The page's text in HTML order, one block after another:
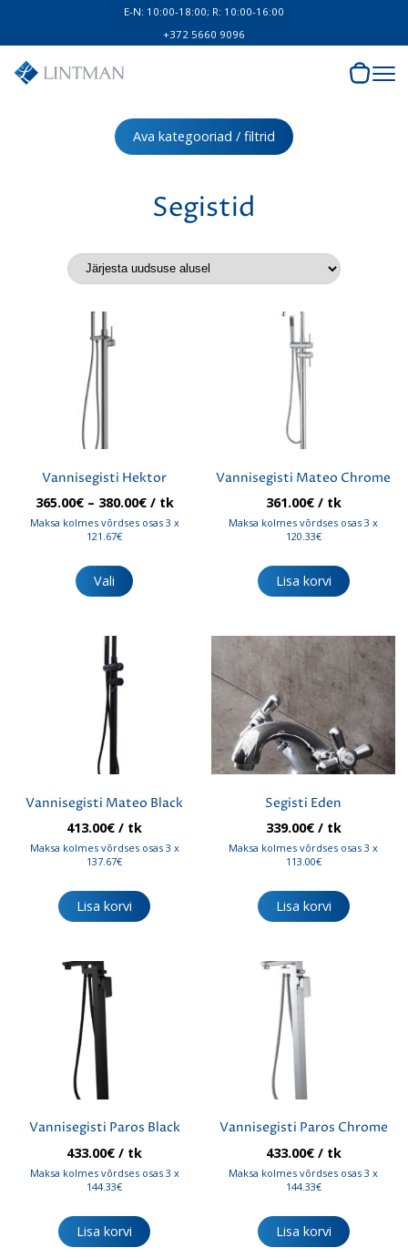
E-N: 10:00-18:00; R: 10:00-16:00
+372 5660 9096
Ava kategooriad / filtrid
Segistid
Vannisegisti Hektor
365.00€ – 380.00€Hinnavahemik:
365.00€
/ tk
Maksa kolmes võrdses osas 3 x
121.67€
Vali
tootel
Vannisegisti Mateo Chrome
361.00€/ tk
Maksa kolmes võrdses osas 3 x
120.33€
Lisa korvi
Vannisegisti Mateo Black
413.00€ / tk
Maksa kolmes võrdses osas 3 x
137.67€
Lisa korvi
Segisti Eden
339.00€/ tk
Maksa kolmes võrdses osas 3 x
113.00€
Lisa korvi
Vannisegisti Paros Black
433.00€ / tk
Maksa kolmes võrdses osas 3 x
144.33€
Lisa korvi
Vannisegisti Paros Chrome
433.00€/ tk
Maksa kolmes võrdses osas 3 x
144.33€
Lisa korvi